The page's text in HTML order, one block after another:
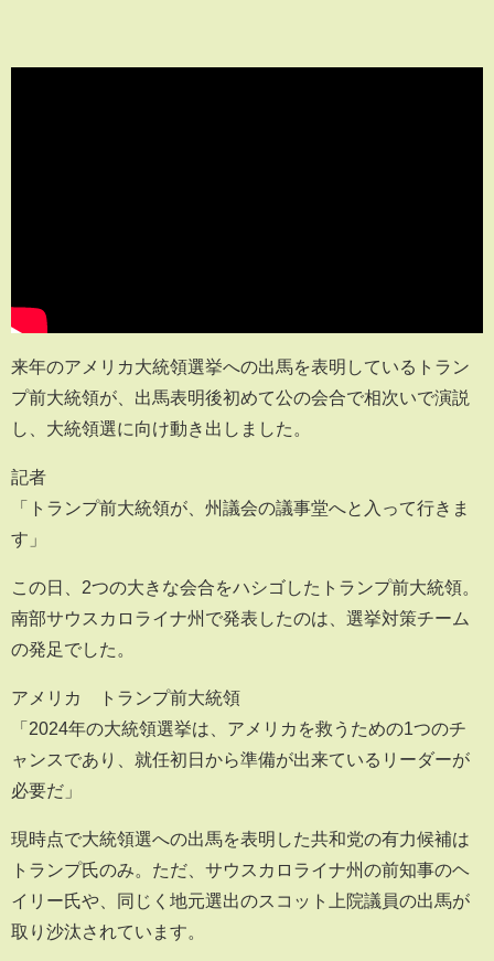
来年のアメリカ大統領選挙への出馬を表明しているトラン
プ前大統領が、出馬表明後初めて公の会合で相次いで演説
し、大統領選に向け動き出しました。
記者
「トランプ前大統領が、州議会の議事堂へと入って行きま
す」
この日、2つの大きな会合をハシゴしたトランプ前大統領。
南部サウスカロライナ州で発表したのは、選挙対策チーム
の発足でした。
アメリカ トランプ前大統領
「2024年の大統領選挙は、アメリカを救うための1つのチ
ャンスであり、就任初日から準備が出来ているリーダーが
必要だ」
現時点で大統領選への出馬を表明した共和党の有力候補は
トランプ氏のみ。ただ、サウスカロライナ州の前知事のヘ
イリー氏や、同じく地元選出のスコット上院議員の出馬が
取り沙汰されています。